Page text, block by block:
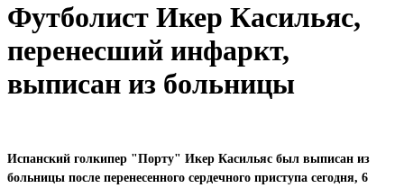
Футболист Икер Касильяс,
перенесший инфаркт,
выписан из больницы
Испанский голкипер "Порту" Икер Касильяс был выписан из
больницы после перенесенного сердечного приступа сегодня, 6